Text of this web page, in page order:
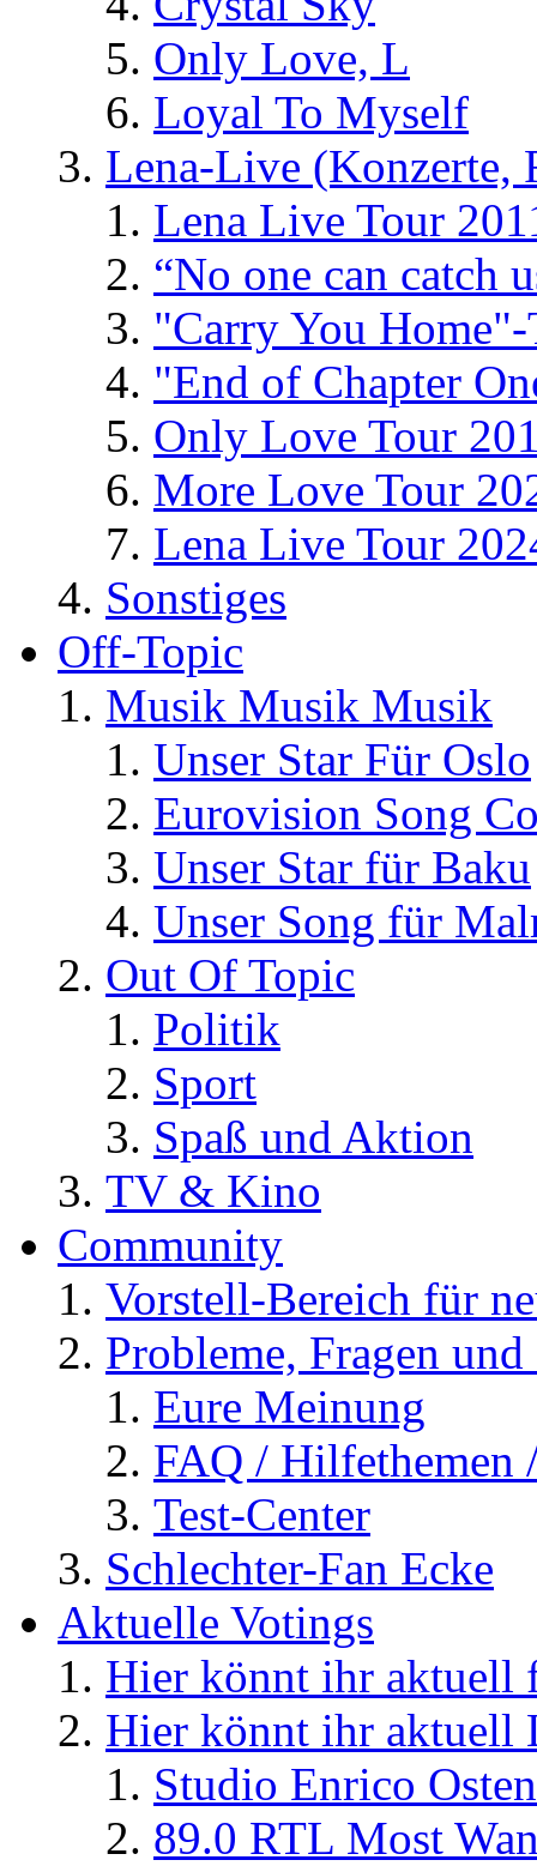
Only Love, L
Loyal To Myself
Lena-Live (Konzerte,
Lena Live Tour
“No one can catch
"Carry You
"End of Chapter
Only Love Tour
More Love Tour
Lena Live Tour
Sonstiges
Off-Topic
Musik Musik Musik
Unser Star Für Oslo
Eurovision Song
Unser Star für Baku
Unser Song für
Out Of Topic
Politik
Sport
Spaß und Aktion
TV & Kino
Community
Vorstell-Bereich für
Probleme, Fragen
Eure Meinung
FAQ / Hilfethemen
Test-Center
Schlechter-Fan Ecke
Aktuelle Votings
Hier könnt ihr aktuell
Hier könnt ihr aktuell
Studio Enrico
89.0 RTL Most